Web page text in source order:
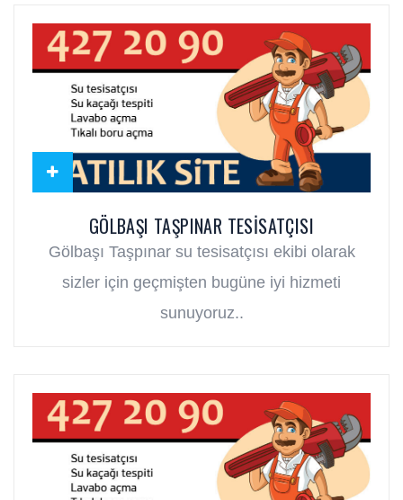
GÖLBAŞI TAŞPINAR TESISATÇISI
Gölbaşı Taşpınar su tesisatçısı ekibi olarak
sizler için geçmişten bugüne iyi hizmeti
sunuyoruz..